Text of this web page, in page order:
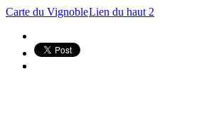
Carte du VignobleLien du haut 2